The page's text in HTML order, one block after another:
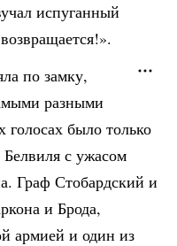
испуганный
по замку,
разными
было только
с ужасом
Граф Стобардский и
и Брода,
армией и один из